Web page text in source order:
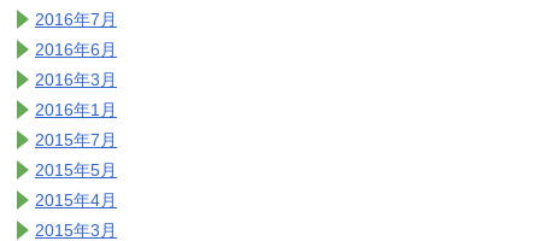
2016年7月
2016年6月
2016年3月
2016年1月
2015年7月
2015年5月
2015年4月
2015年3月